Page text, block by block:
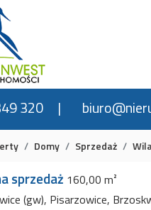
320
Domy Sprzedaż
sprzedaż 160,00 m²
(gw), Pisarzowice,